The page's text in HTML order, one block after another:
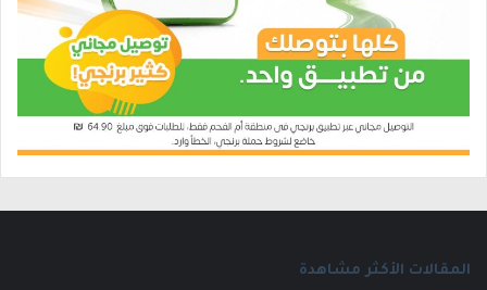
المقالات الأكثر مشاهدة